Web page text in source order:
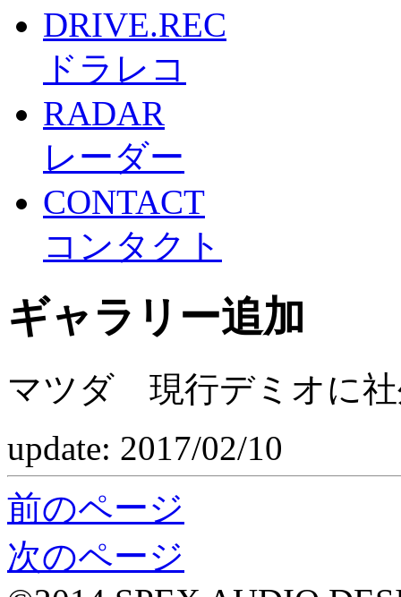
DRIVE.REC
ドラレコ
RADAR
レーダー
CONTACT
コンタクト
ギャラリー追加
マツダ 現行デミオに
update: 2017/02/10
前のページ
次のページ